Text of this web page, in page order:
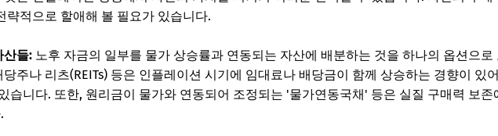
략적으로 할애해 볼 필요가 있습니다.
산들: 노후 자금의 일부를 물가 상승률과 연동되는 자산에 배분하는 것을 하나의 옵션으로
주나 리츠(REITs) 등은 인플레이션 시기에 임대료나 배당금이 함께 상승하는 경향이 있
습니다. 또한, 원리금이 물가와 연동되어 조정되는 '물가연동국채' 등은 실질 구매력 보존